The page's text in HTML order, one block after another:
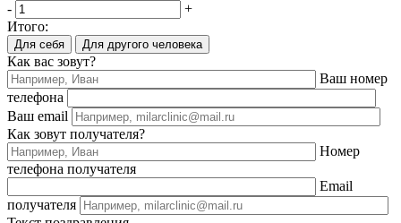
-
+
Итого:
Для себя Для другого человека
Как вас зовут?
Ваш номер
телефона
Ваш email
Как зовут получателя?
Номер
телефона получателя
Email
получателя